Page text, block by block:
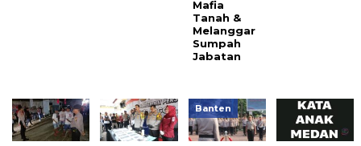
Mafia
Tanah &
Melanggar
Sumpah
Jabatan
Banten